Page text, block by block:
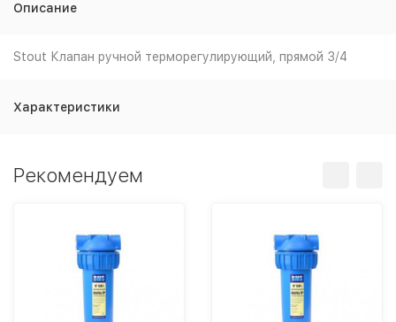
Описание
Stout Клапан ручной терморегулирующий, прямой 3/4
Характеристики
Рекомендуем